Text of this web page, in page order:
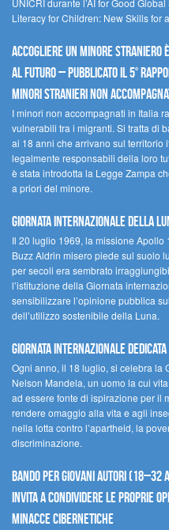
UNICRI durante l’AI for Good
Literacy for Children: New Skills for
Accogliere un minore straniero
al futuro – Pubblicato il 5°
Minori Stranieri Non
I minori non accompagnati in Italia
vulnerabili tra i migranti. Si tratta di
ai 18 anni che arrivano sul territorio
legalmente responsabili della loro
è stata introdotta la Legge Zampa
a priori del minore.
Giornata Internazionale della
Il 20 luglio 1969, la missione Apollo
Buzz Aldrin misero piede sul suolo
per secoli era sembrato
l’istituzione della Giornata
sensibilizzare l’opinione pubblica
dell’utilizzo sostenibile della Luna.
Giornata internazionale
Ogni anno, il 18 luglio, si celebra la
Nelson Mandela, un uomo la cui
ad essere fonte di ispirazione per il
rendere omaggio alla vita e agli
nella lotta contro l’apartheid, la
discriminazione.
Bando per giovani autori (18–32
invita a condividere le proprie
minacce cibernetiche